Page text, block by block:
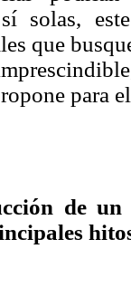
solas,
que
para
de un